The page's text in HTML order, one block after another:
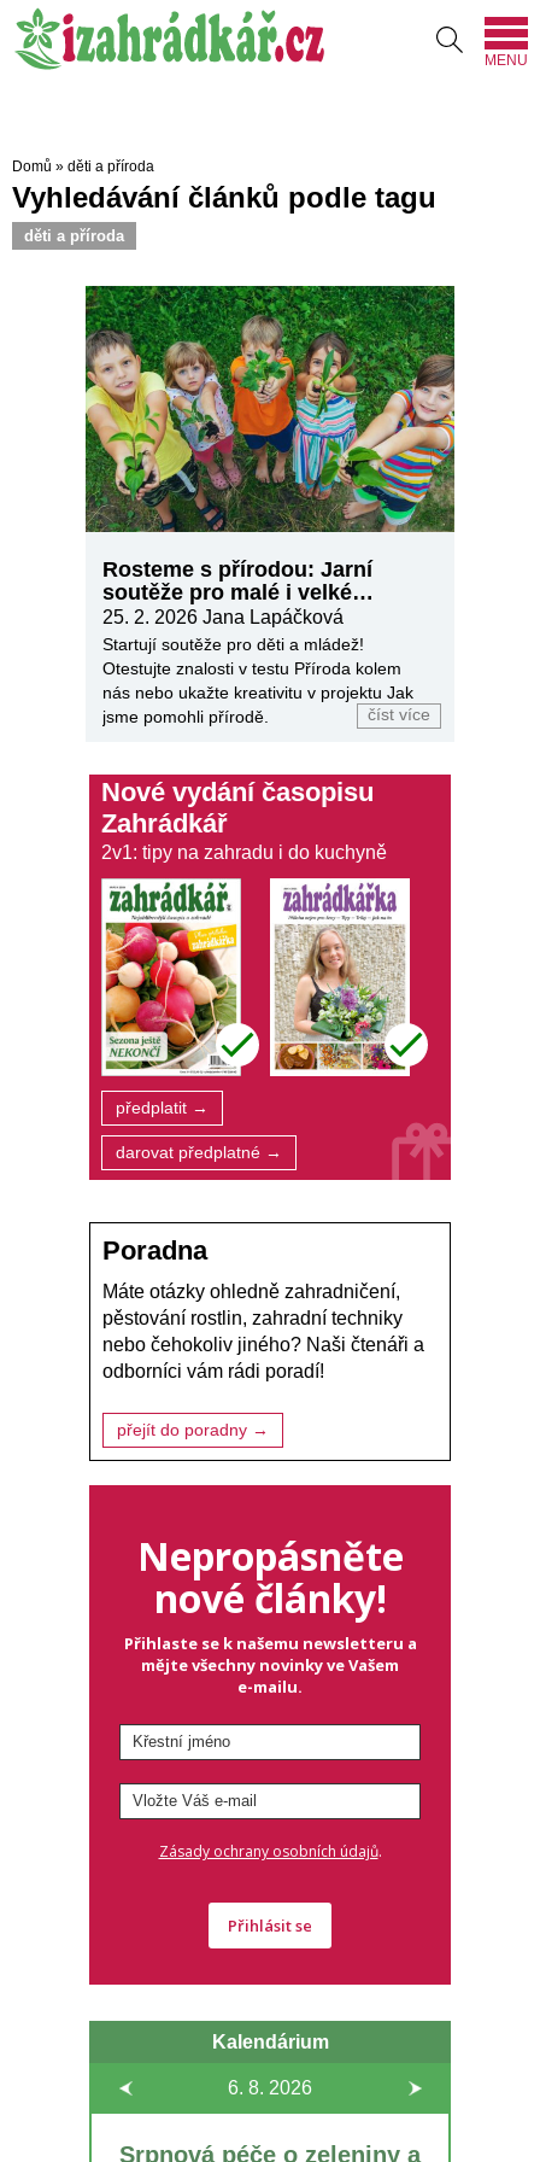
MENU
Domů » děti a příroda
Vyhledávání článků podle tagu
děti a příroda
Rosteme s přírodou: Jarní
soutěže pro malé i velké
zahrádkáře jsou tu!
25. 2. 2026 Jana Lapáčková
Startují soutěže pro děti a mládež!
Otestujte znalosti v testu Příroda kolem
nás nebo ukažte kreativitu v projektu Jak
jsme pomohli přírodě.
číst více
Nové vydání časopisu
Zahrádkář
2v1: tipy na zahradu i do kuchyně
předplatit →
darovat předplatné →
Poradna
Máte otázky ohledně zahradničení,
pěstování rostlin, zahradní techniky
nebo čehokoliv jiného? Naši čtenáři a
odborníci vám rádi poradí!
přejít do poradny →
Nepropásněte
nové články!
Přihlaste se k našemu newsletteru a
mějte všechny novinky ve Vašem
e-mailu.
Zásady ochrany osobních údajů.
Přihlásit se
Kalendárium
6. 8. 2026
Srpnová péče o zeleniny a